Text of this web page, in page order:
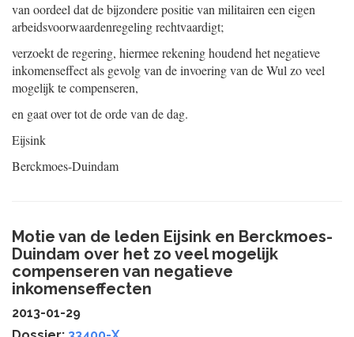
van oordeel dat de bijzondere positie van militairen een eigen
arbeidsvoorwaardenregeling rechtvaardigt;
verzoekt de regering, hiermee rekening houdend het negatieve
inkomenseffect als gevolg van de invoering van de Wul zo veel
mogelijk te compenseren,
en gaat over tot de orde van de dag.
Eijsink
Berckmoes-Duindam
Motie van de leden Eijsink en Berckmoes-
Duindam over het zo veel mogelijk
compenseren van negatieve
inkomenseffecten
2013-01-29